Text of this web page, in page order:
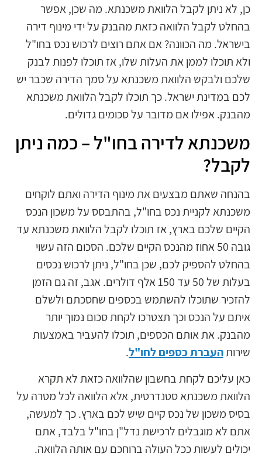
כן, לא ניתן לקבל הלוואת משכנתא. מה שכן, אפשר
בהחלט לקבל הלוואה כזאת מהבנק על ידי מינוף דירה
בישראל. מה הכוונה? אם אתם רוצים לרכוש נכס בחו"ל
ולא תוכלו לממן את העלות שלו, אז תוכלו לפנות לבנק
שלכם ולבקש הלוואת משכנתא על סמך הדירה שכבר יש
לכם במדינת ישראל. כך תוכלו לקבל הלוואת משכנתא
מהבנק. אפילו אם מדובר על סכומים גדולים.
משכנתא לדירה בחו"ל – כמה ניתן
לקבל?
בהנחה שאתם מבצעים את מינוף הדירה ואתם לוקחים
משכנתא לקניית נכס בחו"ל, בהתבסס על משכון הנכס
הקיים שלכם בארץ, אז תוכלו לקבל הלוואת משכנתא עד
גובה 50 אחוז מהנכס הקיים שלכם. הסכום הזה עשוי
בהחלט להספיק לכם, שכן בחו"ל, ניתן לרכוש נכסים
בעלות של 50 עד 150 אלף דולרים. אגב, זה גם הזמן
להזכיר שתוכלו להשתמש בכספים שחסכתם ולשלם
איתם על הנכס וכך תצטרכו לקחת סכום נמוך יותר
מהבנק. את אותם הכספים, תוכלו להעביר באמצעות
שירותהעברת כספים לחו"ל.
כאן עליכם לקחת בחשבון שהלוואה כזאת לא תקרא
הלוואת משכנתא סטנדרטית, אלא הלוואה לכל מטרה על
בסיס משכון של נכס קיים שיש לכם בארץ. כך למעשה,
אתם לא מוגבלים לרכישת נדל"ן בחו"ל בלבד, אתם
יכולים לעשות ככל העולה ברוחכם עם אותה הלוואה.